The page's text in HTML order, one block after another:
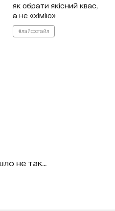
як обрати якісний квас,
а не «хімію»
#лайфстайл
не так...